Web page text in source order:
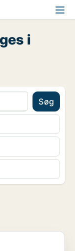
i
Søg
eller garage